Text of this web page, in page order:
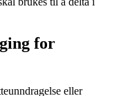
for
eller